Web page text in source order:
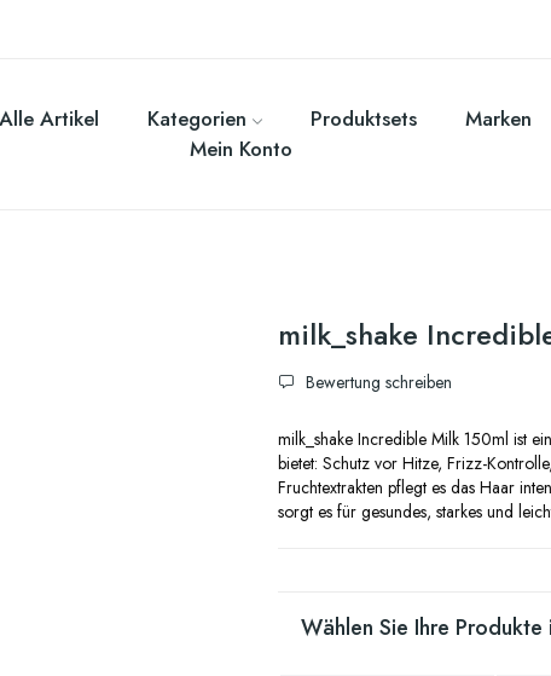
Alle Artikel Kategorien Produktsets Marken
Mein Konto
milk_shake
Bewertung schreiben
milk_shake Incredible Milk 150ml ist
bietet: Schutz vor Hitze, Frizz-
Fruchtextrakten pflegt es das Haar
sorgt es für gesundes, starkes und
Wählen Sie Ihre